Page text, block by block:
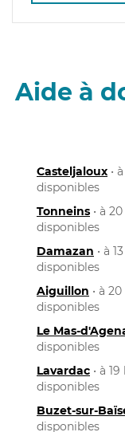
Aide à
Casteljaloux •
disponibles
Tonneins • à
disponibles
Damazan • à
disponibles
Aiguillon • à
disponibles
Le Mas-
disponibles
Lavardac • à
disponibles
Buzet-sur-
disponibles